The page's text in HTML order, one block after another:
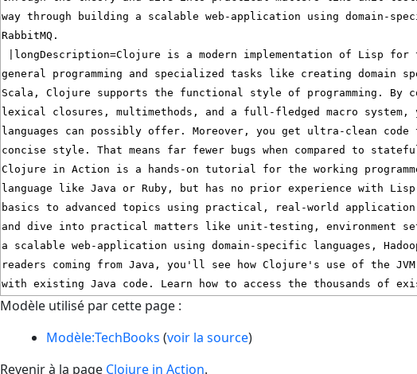
Modèle utilisé par cette page :
Modèle:TechBooks (voir la source)
Revenir à la page Clojure in Action.